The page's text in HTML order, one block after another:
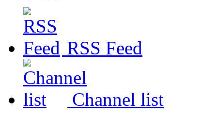
RSS Feed
Channel list